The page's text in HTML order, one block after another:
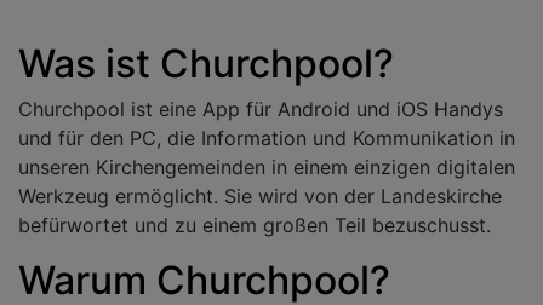
Was ist Churchpool?
Churchpool ist eine App für Android und iOS Handys
und für den PC, die Information und Kommunikation in
unseren Kirchengemeinden in einem einzigen digitalen
Werkzeug ermöglicht. Sie wird von der Landeskirche
befürwortet und zu einem großen Teil bezuschusst.
Warum Churchpool?